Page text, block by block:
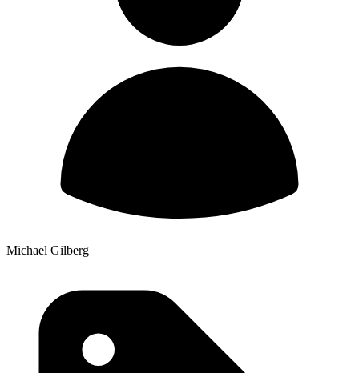
Michael Gilberg